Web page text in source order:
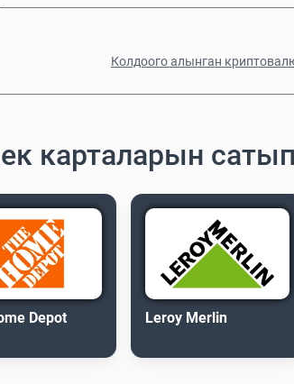
Колдоого алынган
карталарын
Depot Leroy Merlin